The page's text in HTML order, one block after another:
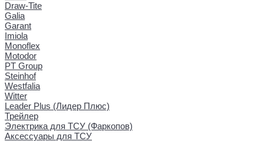
Draw-Tite
Galia
Garant
Imiola
Monoflex
Motodor
PT Group
Steinhof
Westfalia
Witter
Leader Plus (Лидер Плюс)
Трейлер
Электрика для ТСУ (Фаркопов)
Аксессуары для ТСУ